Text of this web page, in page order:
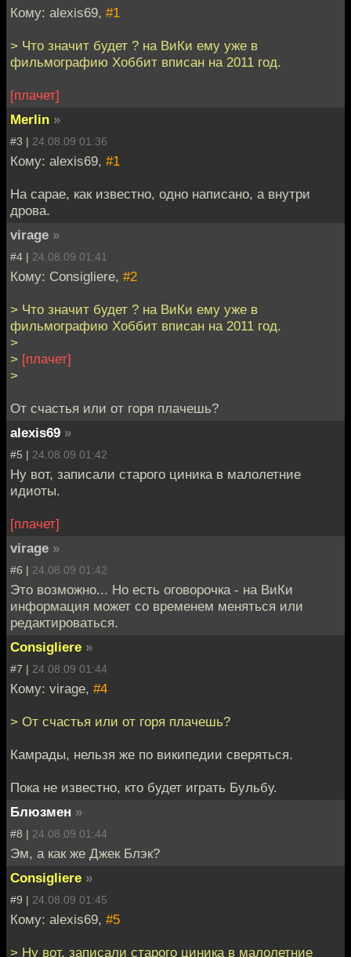
Кому: alexis69, #1
> Что значит будет ? на ВиКи ему уже в
фильмографию Хоббит вписан на 2011 год.
[плачет]
Merlin »
#3 | 24.08.09 01:36
Кому: alexis69, #1
На сарае, как известно, одно написано, а внутри
дрова.
virage »
#4 | 24.08.09 01:41
Кому: Consigliere, #2
> Что значит будет ? на ВиКи ему уже в
фильмографию Хоббит вписан на 2011 год.
>
> [плачет]
>
От счастья или от горя плачешь?
alexis69 »
#5 | 24.08.09 01:42
Ну вот, записали старого циника в малолетние
идиоты.
[плачет]
virage »
#6 | 24.08.09 01:42
Это возможно... Но есть оговорочка - на ВиКи
информация может со временем меняться или
редактироваться.
Consigliere »
#7 | 24.08.09 01:44
Кому: virage, #4
> От счастья или от горя плачешь?
Камрады, нельзя же по википедии сверяться.
Пока не известно, кто будет играть Бульбу.
Блюзмен »
#8 | 24.08.09 01:44
Эм, а как же Джек Блэк?
Consigliere »
#9 | 24.08.09 01:45
Кому: alexis69, #5
> Ну вот, записали старого циника в малолетние